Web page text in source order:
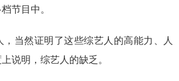
节目中。
当然证明了这些综艺人的高能力、人
说明，综艺人的缺乏。